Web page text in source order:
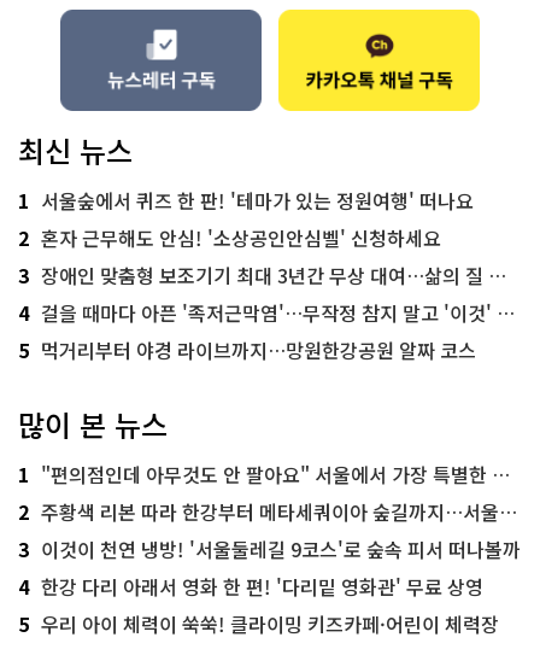
최신 뉴스
1 서울숲에서 퀴즈 한 판! '테마가 있는 정원여행' 떠나요
2 혼자 근무해도 안심! '소상공인안심벨' 신청하세요
3 장애인 맞춤형 보조기기 최대 3년간 무상 대여…삶의 질 높인다
4 걸을 때마다 아픈 '족저근막염'…무작정 참지 말고 '이것' 해보세요!
5 먹거리부터 야경 라이브까지…망원한강공원 알짜 코스
많이 본 뉴스
1 "편의점인데 아무것도 안 팔아요" 서울에서 가장 특별한 편의점의 정체
2 주황색 리본 따라 한강부터 메타세쿼이아 숲길까지…서울둘레길 15코스
3 이것이 천연 냉방! '서울둘레길 9코스'로 숲속 피서 떠나볼까
4 한강 다리 아래서 영화 한 편! '다리밑 영화관' 무료 상영
5 우리 아이 체력이 쑥쑥! 클라이밍 키즈카페·어린이 체력장